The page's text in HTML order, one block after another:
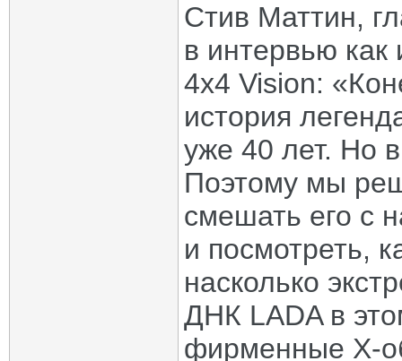
Стив Маттин,
в интервью как
4x4 Vision:
история
уже 40 лет. Но
Поэтому мы
смешать его с
и посмотреть,
насколько
ДНК LADA в
фирменные Х-